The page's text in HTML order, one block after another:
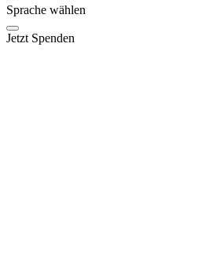
Sprache wählen
Jetzt Spenden